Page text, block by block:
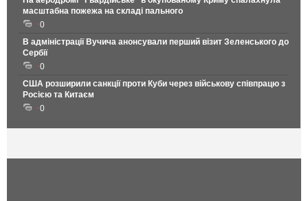
масштабна пожежа на складі пального
0
В адміністрації Вучича анонсували перший візит Зеленського до
Сербії
0
США розширили санкції проти Куби через військову співпрацю з
Росією та Китаєм
0